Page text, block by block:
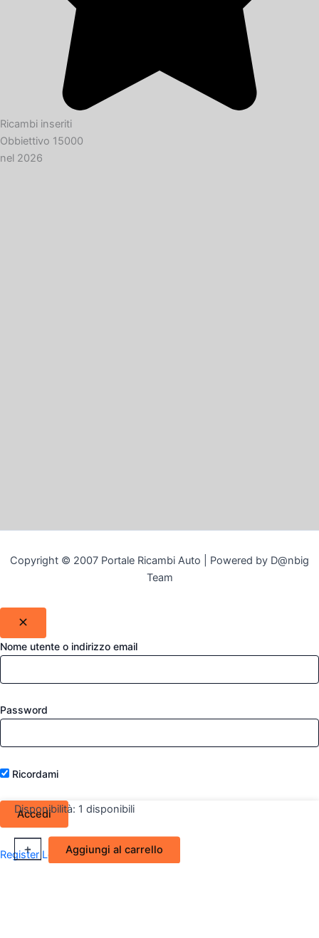
Ricambi inseriti
Obbiettivo 15000
nel 2026
Copyright © 2007 Portale Ricambi Auto | Powered by D@nbig
Team
Nome utente o indirizzo email
Password
Ricordami
Register Lost your password?
Disponibilità: 1 disponibili
-
Retrovisore
Esterno
+ Aggiungi al carrello